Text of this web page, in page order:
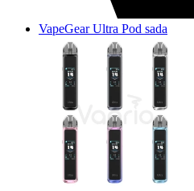
VapeGear Ultra Pod sada